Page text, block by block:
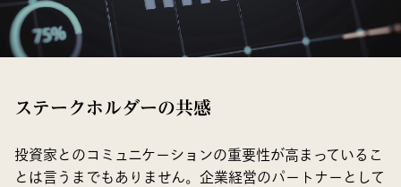
ステークホルダーの共感
投資家とのコミュニケーションの重要性が高まっているこ
とは言うまでもありません。企業経営のパートナーとして